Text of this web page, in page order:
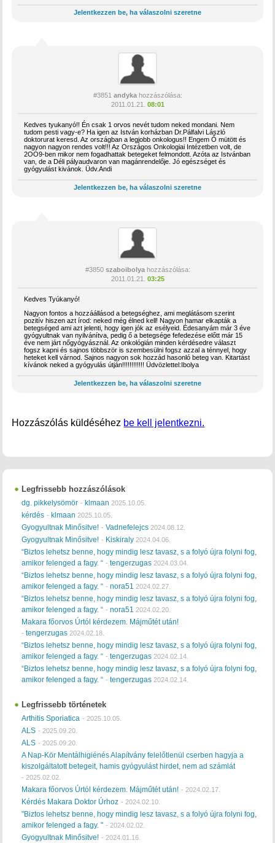
Jelentkezzen be, ha válaszolni szeretne
#3851 andykahozzászólása:
2011.01.21.
08:01
Kedves tyukanyó!! Én csak 1 orvos nevét tudom neked mondani. Nem
tudom pesti vagy-e? Ha igen az István korházban Dr.Pálfalvi László
doktorurat keresd. Az országban a legjobb onkologus!! Engem Ő mütött és
nagyon nagyon rendes volt!!! Az Országos Onkologiai Intézetben volt, de
2OO9-ben mikor nem fogadhattak betegeket felmondott. Azóta az Istvánban
van, de a Déli pályaudvaron van magánrendelője. Jó egészséget és
gyógyulást kivánok. Üdv.Andi
Jelentkezzen be, ha válaszolni szeretne
#3850 szaboibolyahozzászólása:
2011.01.21.
03:25
Kedves Tyúkanyó!
Nagyon fontos a hozzáállásod a betegséghez, ami meglátásom szerint
pozitív hiszen azt írod: neked még élned kell! Nagyon hamar elkapták a
betegséged ami azt jelenti, hogy igen jók az esélyeid. Édesanyám már 3 éve
gyógyultnak van nyilvánítva, pedig ő a betegsége fefedezése előtt már 15
éve nem járt nőgyógyásznál. Az onkológián minden kérdésedre választ
fogsz kapni és sajnos többször is szembesülni fogsz azzal a ténnyel, hogy
heteket kell várnod. Sajnos nagyon sok hozzád hasonló beteg van. Kitartást
kívánok neked a gyógyulás útján!!!!!!!!!!!! Üdvözlettel:Ibolya
Jelentkezzen be, ha válaszolni szeretne
Hozzászólás küldéséhez be kell jelentkezni.
Legfrissebb hozzászólások
dg. pikkelysömör - klmaan 2025.10.05.
kérdés - klmaan 2025.10.05.
Gyogyultnak Minősitve! -Vadnefelejcs 2024.08.12.
Gyogyultnak Minősitve! - Kiskiraly 2024.04.06.
“Biztos lehetsz benne, hogy mindig lesz tavasz, s a folyó újra folyni fog,
amikor felenged a fagy. “ -tengerzugas 2024.03.04.
“Biztos lehetsz benne, hogy mindig lesz tavasz, s a folyó újra folyni fog,
amikor felenged a fagy. “ -nora51 2024.02.27.
“Biztos lehetsz benne, hogy mindig lesz tavasz, s a folyó újra folyni fog,
amikor felenged a fagy. “ -nora51 2024.02.20.
Makara főorvos Úrtól kérdezem. Májműtét után!
-tengerzugas 2024.02.18.
“Biztos lehetsz benne, hogy mindig lesz tavasz, s a folyó újra folyni fog,
amikor felenged a fagy. “ -tengerzugas 2024.02.14.
“Biztos lehetsz benne, hogy mindig lesz tavasz, s a folyó újra folyni fog,
amikor felenged a fagy. “ -tengerzugas 2024.02.14.
Legfrissebb történetek
Arthitis Sporiatica - 2025.10.05.
ALS - 2025.09.20.
ALS - 2025.09.20.
A Nap-Kör Mentálhigiénés Alapítvány felelőtlenül cserben hagyja a
kiszolgáltatott betegeit, hamis gyógyulást hirdet, nem ad számlát
- 2025.02.02.
Makara főorvos Úrtól kérdezem. Májműtét után! - 2024.02.17.
Kérdés Makara Doktor Úrhoz - 2024.02.10.
"Biztos lehetsz benne, hogy mindig lesz tavasz, s a folyó újra folyni fog,
amikor felenged a fagy. " - 2024.02.02.
Gyogyultnak Minősitve! - 2024.01.16.